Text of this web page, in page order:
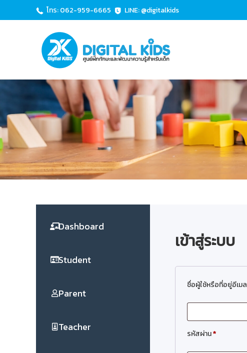
โทร: 062-959-6665 LINE: @digitalkids
D
A
L
K
I
D
S
ทั
ษ
ะ
แ
ล
ะ
า
รู้
สำ
รั
Dashboard
Student
Parent
Teacher
เข้าสู่ระบบ
ชื่อผู้ใช้หรือที่อยู่อีเมล
รหัสผ่าน*